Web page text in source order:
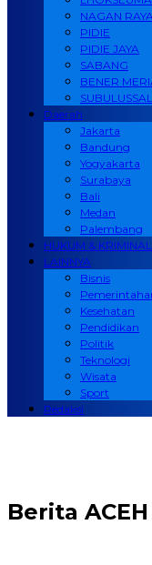
NAGAN
PIDIE
PIDIE JAYA
SABANG
BENER
Daerah
Jakarta
Bandung
Yogyakarta
Surabaya
Bali
Medan
Palembang
HUKUM & KRIMINAL
LAINNYA
Bisnis
Kesehatan
Pendidikan
Politik
Teknologi
Wisata
Sport
Redaksi
Berita